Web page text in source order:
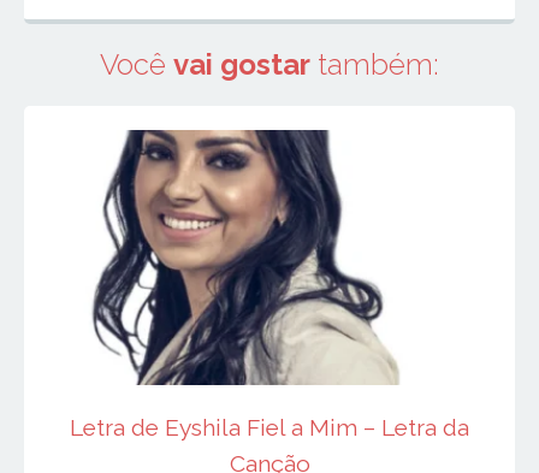
Você vai gostar também:
Letra de Eyshila Fiel a Mim – Letra da
Canção